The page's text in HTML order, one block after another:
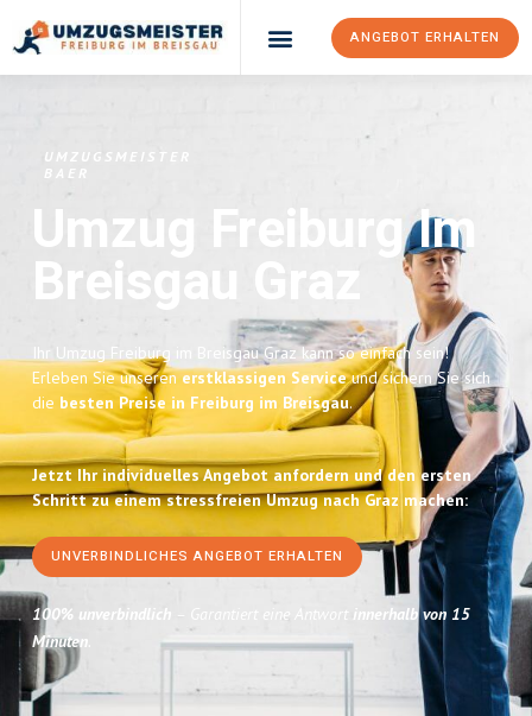
ANGEBOT ERHALTEN
UMZUGSMEISTER
BAER
Umzug Freiburg Im
Breisgau Graz
Ihr Umzug Freiburg im Breisgau Graz kann so einfach sein!
Erleben Sie unserenerstklassigen Serviceund sichern Sie sich
die besten Preise in Freiburg im Breisgau.
Jetzt Ihr individuelles Angebot anfordern und den ersten
Schritt zu einem stressfreien Umzug nach Graz machen:
UNVERBINDLICHES ANGEBOT ERHALTEN
100% unverbindlich – Garantiert eine Antwort innerhalb von 15
Minuten.